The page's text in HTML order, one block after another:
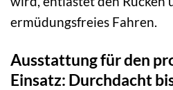
ermüdungsfreies Fahren.
Ausstattung für den
Einsatz: Durchdacht